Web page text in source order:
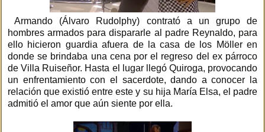
Armando (Álvaro Rudolphy) contrató a un grupo de
hombres armados para dispararle al padre Reynaldo, para
ello hicieron guardia afuera de la casa de los Möller en
donde se brindaba una cena por el regreso del ex párroco
de Villa Ruiseñor. Hasta el lugar llegó Quiroga, provocando
un enfrentamiento con el sacerdote, dando a conocer la
relación que existió entre este y su hija María Elsa, el padre
admitió el amor que aún siente por ella.